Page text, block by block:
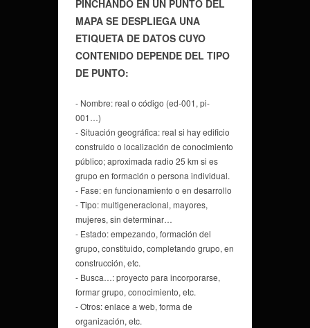
PINCHANDO EN UN PUNTO DEL
MAPA SE DESPLIEGA UNA
ETIQUETA DE DATOS CUYO
CONTENIDO DEPENDE DEL TIPO
DE PUNTO:
- Nombre: real o código (ed-001, pi-
001…)
- Situación geográfica: real si hay edificio
construido o localización de conocimiento
público; aproximada radio 25 km si es
grupo en formación o persona individual.
- Fase: en funcionamiento o en desarrollo
- Tipo: multigeneracional, mayores,
mujeres, sin determinar…
- Estado: empezando, formación del
grupo, constituido, completando grupo, en
construcción, etc.
- Busca…: proyecto para incorporarse,
formar grupo, conocimiento, etc.
- Otros: enlace a web, forma de
organización, etc.